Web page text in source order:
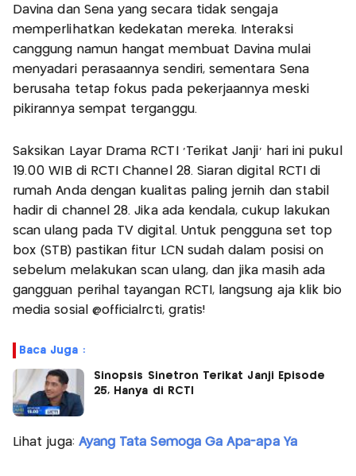
Davina dan Sena yang secara tidak sengaja
memperlihatkan kedekatan mereka. Interaksi
canggung namun hangat membuat Davina mulai
menyadari perasaannya sendiri, sementara Sena
berusaha tetap fokus pada pekerjaannya meski
pikirannya sempat terganggu.
Saksikan Layar Drama RCTI 'Terikat Janji' hari ini pukul
19.00 WIB di RCTI Channel 28. Siaran digital RCTI di
rumah Anda dengan kualitas paling jernih dan stabil
hadir di channel 28. Jika ada kendala, cukup lakukan
scan ulang pada TV digital. Untuk pengguna set top
box (STB) pastikan fitur LCN sudah dalam posisi on
sebelum melakukan scan ulang, dan jika masih ada
gangguan perihal tayangan RCTI, langsung aja klik bio
media sosial @officialrcti, gratis!
Baca Juga :
Sinopsis Sinetron Terikat Janji Episode
25, Hanya di RCTI
Lihat juga: Ayang Tata Semoga Ga Apa-apa Ya